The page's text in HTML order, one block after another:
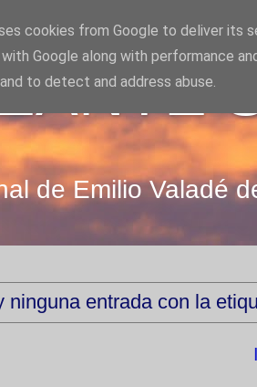
de Emilio Valadé
ninguna entrada con la
cookies from Google to deliver its
with Google along with performance
to detect and address abuse.